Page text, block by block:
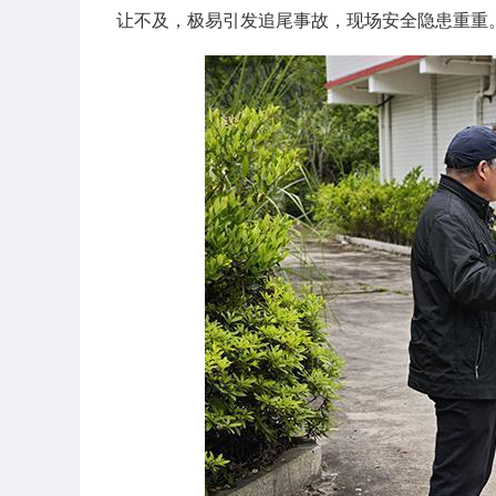
让不及，极易引发追尾事故，现场安全隐患重重